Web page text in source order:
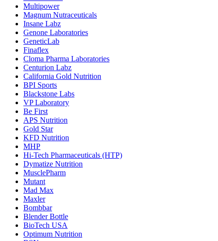
Multipower
Magnum Nutraceuticals
Insane Labz
Genone Laboratories
GeneticLab
Finaflex
Cloma Pharma Laboratories
Centurion Labz
California Gold Nutrition
BPI Sports
Blackstone Labs
VP Laboratory
Be First
APS Nutrition
Gold Star
KFD Nutrition
MHP
Hi-Tech Pharmaceuticals (HTP)
Dymatize Nutrition
MusclePharm
Mutant
Mad Max
Maxler
Bombbar
Blender Bottle
BioTech USA
Optimum Nutrition